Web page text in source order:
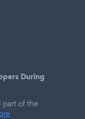
During
part of the